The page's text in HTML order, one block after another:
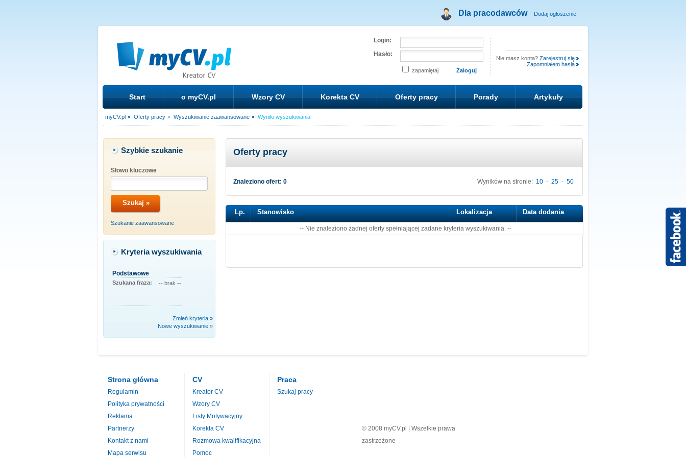
Dla pracodawców Dodaj ogłoszenie
Login:
Hasło:
zapamiętaj
Nie masz konta? Zarejestruj się
Zapomniałem hasła
Start o myCV.pl Wzory CV Korekta CV Oferty pracy Porady Artykuły
myCV.pl Oferty pracy Wyszukiwanie zaawansowane Wyniki wyszukiwania
Szybkie szukanie
Słowo kluczowe
Szukanie zaawansowane
Kryteria wyszukiwania
Podstawowe
Szukana fraza: -- brak --
Zmień kryteria »
Nowe wyszukiwanie »
Oferty pracy
Znaleziono ofert: 0 Wyników na stronie: 10 - 25 - 50
Lp. Stanowisko Lokalizacja Data dodania
-- Nie znaleziono żadnej oferty spełniającej zadane kryteria wyszukiwania. --
Strona główna
Regulamin
Polityka prywatności
Reklama
Partnerzy
Kontakt z nami
Mapa serwisu
CV
Kreator CV
Wzory CV
Listy Motywacyjny
Korekta CV
Rozmowa kwalifikacyjna
Pomoc
Praca
Szukaj pracy
© 2008 myCV.pl | Wszelkie prawa
zastrzeżone